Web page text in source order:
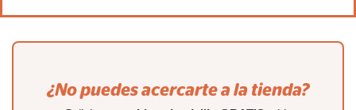
¿No puedes acercarte a la tienda?